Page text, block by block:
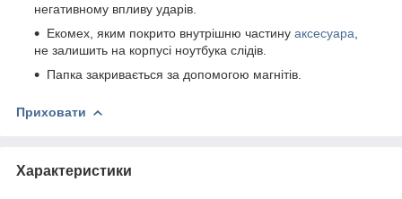
негативному впливу ударів.
Екомех, яким покрито внутрішню частину аксесуара
не залишить на корпусі ноутбука слідів.
Папка закривається за допомогою магнітів.
Приховати
Характеристики